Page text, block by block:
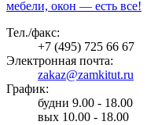
мебели, окон — есть все!
Тел./факс:
+7 (495) 725 66 67
Электронная почта:
zakaz@zamkitut.ru
График:
будни 9.00 - 18.00
вых 10.00 - 18.00